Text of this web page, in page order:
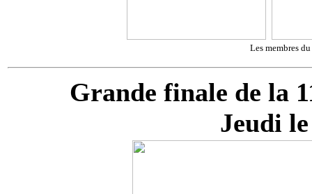
Les membres
Grande finale de la
Jeudi